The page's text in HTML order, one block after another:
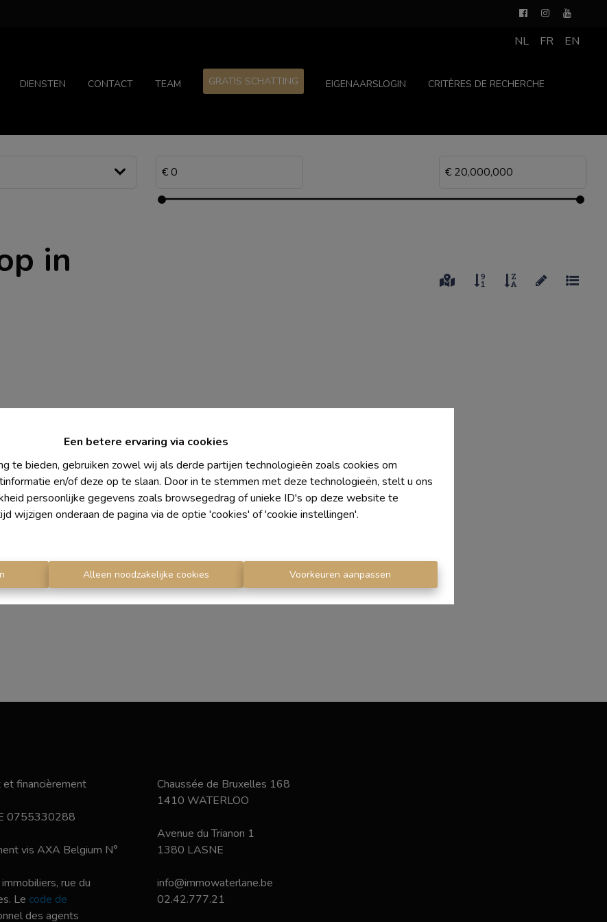
Een betere ervaring via cookies
te bieden, gebruiken zowel wij als derde partijen technologieën zoals cookies om
en/of deze op te slaan. Door in te stemmen met deze technologieën, stelt u ons
persoonlijke gegevens zoals browsegedrag of unieke ID's op deze website te
wijzigen onderaan de pagina via de optie 'cookies' of 'cookie instellingen'.
Alleen noodzakelijke cookies Voorkeuren aanpassen
DIENSTEN CONTACT TEAM GRATIS SCHATTING EIGENAARSLOGIN CRITÈRES DE RECHERCHE
NL FR EN
in
et financièrement
0755330288
vis AXA Belgium N°
rue du
Le code de
des agents
Chaussée de Bruxelles 168
1410 WATERLOO
Avenue du Trianon 1
1380 LASNE
info@immowaterlane.be
02.42.777.21